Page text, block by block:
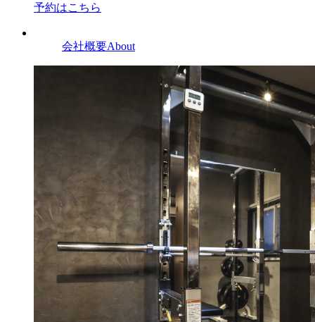
予約はこちら
会社概要About